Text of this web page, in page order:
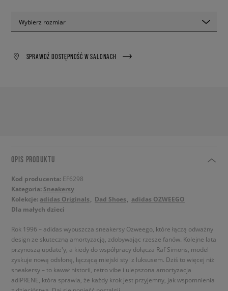
Wybierz rozmiar
SPRAWDŹ DOSTĘPNOŚĆ W SALONACH
OPIS PRODUKTU
Kod producenta: EF6298
Kategoria: Sneakersy
Kolekcje: adidas Originals Dad Shoes
adidas OZWEEGO
Dla małych dzieci
Rok 1996 – adidas wypuszcza sneakersy Ozweego, które łączą odważny
design ze skuteczną amortyzacją, zdobywając rzesze fanów. Kolejne lata
przynoszą update'y, a kiedy do współpracy dołącza Raf Simons, model
zyskuje nową odsłonę, łączącą miejski styl z luksusem. Dziś to więcej niż
sneakersy – to kawał historii, retro vibe i ulepszona amortyzacja
adiPRENE, która sprawia, że każdy krok jest przyjemny, jak wspomnienia